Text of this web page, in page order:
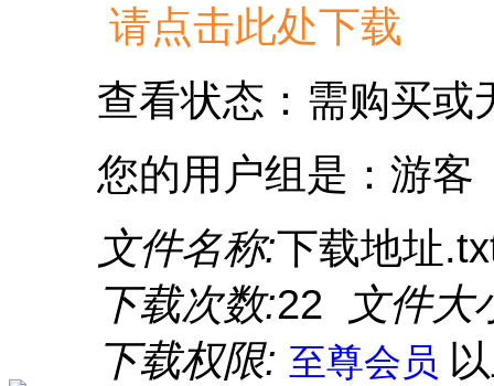
请点击此处下载
查看状态：需购买或
您的用户组是：游客
文件名称:下载地址
下载次数:22
文件大
下载权限: 至尊会员